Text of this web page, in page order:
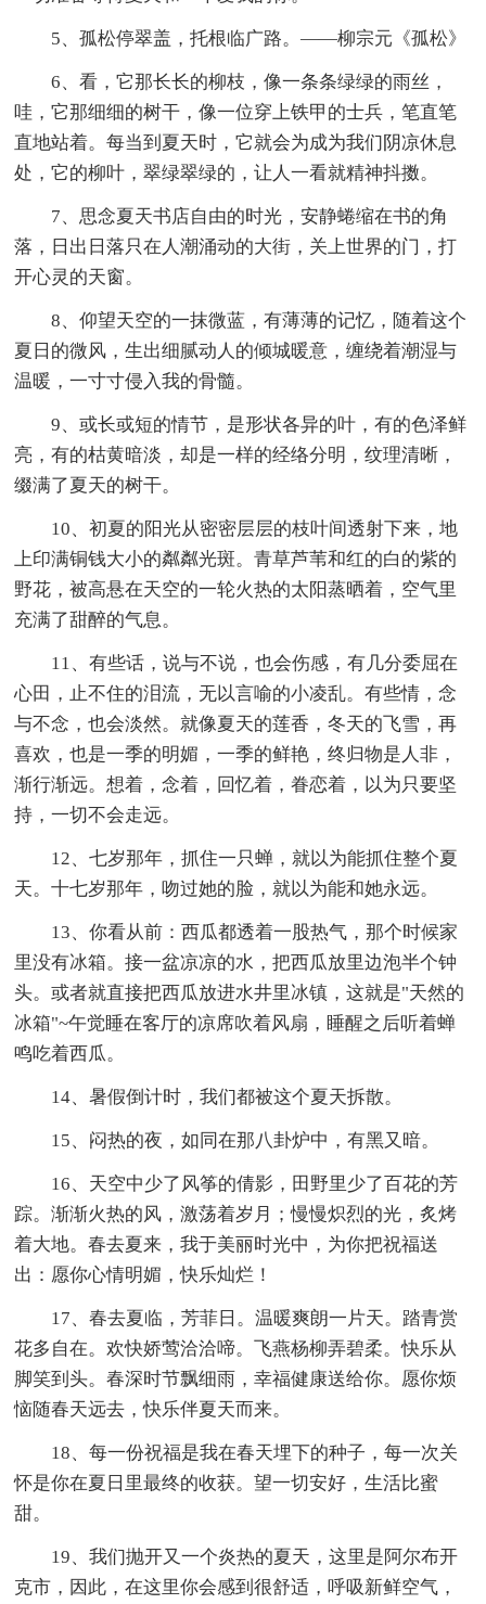
5、孤松停翠盖，托根临广路。——柳宗元《孤松》
6、看，它那长长的柳枝，像一条条绿绿的雨丝，
哇，它那细细的树干，像一位穿上铁甲的士兵，笔直笔
直地站着。每当到夏天时，它就会为成为我们阴凉休息
处，它的柳叶，翠绿翠绿的，让人一看就精神抖擞。
7、思念夏天书店自由的时光，安静蜷缩在书的角
落，日出日落只在人潮涌动的大街，关上世界的门，打
开心灵的天窗。
8、仰望天空的一抹微蓝，有薄薄的记忆，随着这个
夏日的微风，生出细腻动人的倾城暖意，缠绕着潮湿与
温暖，一寸寸侵入我的骨髓。
9、或长或短的情节，是形状各异的叶，有的色泽鲜
亮，有的枯黄暗淡，却是一样的经络分明，纹理清晰，
缀满了夏天的树干。
10、初夏的阳光从密密层层的枝叶间透射下来，地
上印满铜钱大小的粼粼光斑。青草芦苇和红的白的紫的
野花，被高悬在天空的一轮火热的太阳蒸晒着，空气里
充满了甜醉的气息。
11、有些话，说与不说，也会伤感，有几分委屈在
心田，止不住的泪流，无以言喻的小凌乱。有些情，念
与不念，也会淡然。就像夏天的莲香，冬天的飞雪，再
喜欢，也是一季的明媚，一季的鲜艳，终归物是人非，
渐行渐远。想着，念着，回忆着，眷恋着，以为只要坚
持，一切不会走远。
12、七岁那年，抓住一只蝉，就以为能抓住整个夏
天。十七岁那年，吻过她的脸，就以为能和她永远。
13、你看从前：西瓜都透着一股热气，那个时候家
里没有冰箱。接一盆凉凉的水，把西瓜放里边泡半个钟
头。或者就直接把西瓜放进水井里冰镇，这就是"天然的
冰箱"~午觉睡在客厅的凉席吹着风扇，睡醒之后听着蝉
鸣吃着西瓜。
14、暑假倒计时，我们都被这个夏天拆散。
15、闷热的夜，如同在那八卦炉中，有黑又暗。
16、天空中少了风筝的倩影，田野里少了百花的芳
踪。渐渐火热的风，激荡着岁月；慢慢炽烈的光，炙烤
着大地。春去夏来，我于美丽时光中，为你把祝福送
出：愿你心情明媚，快乐灿烂！
17、春去夏临，芳菲日。温暖爽朗一片天。踏青赏
花多自在。欢快娇莺洽洽啼。飞燕杨柳弄碧柔。快乐从
脚笑到头。春深时节飘细雨，幸福健康送给你。愿你烦
恼随春天远去，快乐伴夏天而来。
18、每一份祝福是我在春天埋下的种子，每一次关
怀是你在夏日里最终的收获。望一切安好，生活比蜜
甜。
19、我们抛开又一个炎热的夏天，这里是阿尔布开
克市，因此，在这里你会感到很舒适，呼吸新鲜空气，